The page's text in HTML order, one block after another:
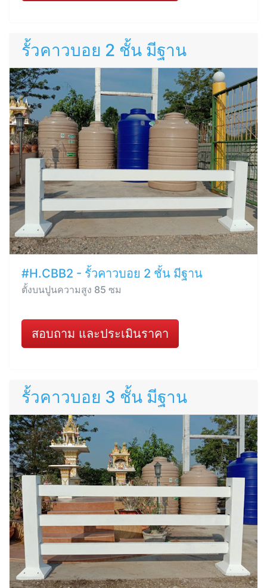
รั้วคาวบอย 2 ชั้น มีฐาน
#H.CBB2 - รั้วคาวบอย 2 ชั้น มีฐาน
ตั้งบนปูนความสูง 85 ซม
สอบถาม และประเมินราคา
รั้วคาวบอย 3 ชั้น มีฐาน